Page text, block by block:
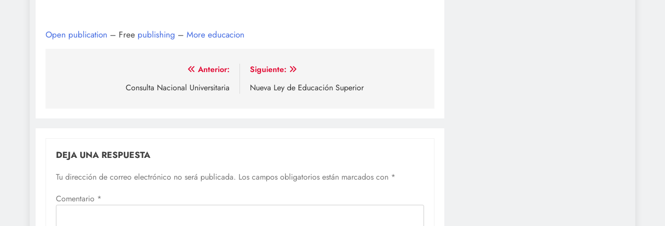
Open publication – Free publishing – More educacion
Anterior:
Consulta Nacional Universitaria
Siguiente:
Nueva Ley de Educación Superior
DEJA UNA RESPUESTA
Tu dirección de correo electrónico no será publicada. Los campos obligatorios están marcados con *
Comentario *